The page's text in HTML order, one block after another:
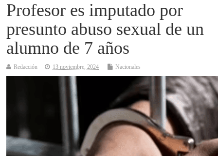
Profesor es imputado por
presunto abuso sexual de un
alumno de 7 años
Redacción 13 noviembre, 2024 Nacionales